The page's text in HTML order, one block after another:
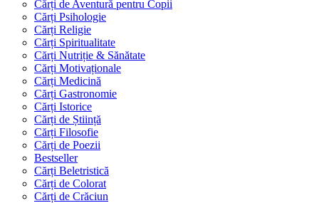
Cărți de Aventură pentru Copii
Cărți Psihologie
Cărți Religie
Cărți Spiritualitate
Cărți Nutriție & Sănătate
Cărți Motivaționale
Cărți Medicină
Cărți Gastronomie
Cărți Istorice
Cărți de Știință
Cărți Filosofie
Cărți de Poezii
Bestseller
Cărți Beletristică
Cărți de Colorat
Cărți de Crăciun